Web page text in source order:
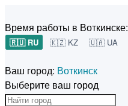
Время работы в Воткинске:
🇷🇺 RU 🇰🇿 KZ 🇺🇦 UA
Ваш город: Воткинск
Выберите ваш город